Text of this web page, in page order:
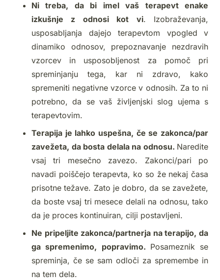
Ni treba, da bi imel vaš terapevt enake
izkušnje z odnosi kot vi. Izobraževanja,
usposabljanja dajejo terapevtom vpogled v
dinamiko odnosov, prepoznavanje nezdravih
vzorcev in usposobljenost za pomoč pri
spreminjanju tega, kar ni zdravo, kako
spremeniti negativne vzorce v odnosih. Za to ni
potrebno, da se vaš življenjski slog ujema s
terapevtovim.
Terapija je lahko uspešna, če se zakonca/par
zavežeta, da bosta delala na odnosu. Naredite
vsaj tri mesečno zavezo. Zakonci/pari po
navadi poiščejo terapevta, ko so že nekaj časa
prisotne težave. Zato je dobro, da se zavežete,
da boste vsaj tri mesece delali na odnosu, tako
da je proces kontinuiran, cilji postavljeni.
Ne pripeljite zakonca/partnerja na terapijo, da
ga spremenimo, popravimo. Posameznik se
spreminja, če se sam odloči za spremembe in
na tem dela.